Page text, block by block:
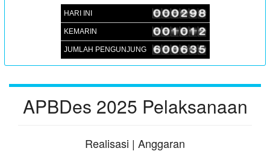
Aula Kantor Desa Sambueja
JUFRI (SEKDES SAMBUEJA)
HARI INI
KEMARIN
JUMLAH PENGUNJUNG
APBDes 2025 Pelaksanaan
Realisasi | Anggaran